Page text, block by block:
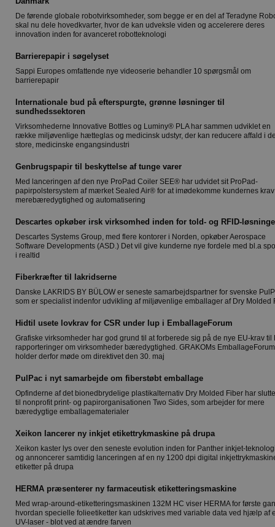
De førende globale robotvirksomheder, som begge er en del af Teradyne
skal nu dele hovedkvarter, hvor de kan udveksle viden og accelerere deres
innovation inden for avanceret robotteknologi
Barrierepapir i søgelyset
Sappi Europes omfattende nye videoserie behandler 10 spørgsmål om
barrierepapir
Internationale bud på efterspurgte, grønne løsninger til
sundhedssektoren
Virksomhederne Innovative Bottles og Luminy® PLA har sammen udviklet en
række miljøvenlige hætteglas og medicinsk udstyr, der kan reducere affald i
store, medicinske engangsindustri
Genbrugspapir til beskyttelse af tunge varer
Med lanceringen af den nye ProPad Coiler SEE® har udvidet sit ProPad-
papirpolstersystem af mærket Sealed Air® for at imødekomme kundernes
merebæredygtighed og automatisering
Descartes opkøber irsk virksomhed inden for told- og RFID-
Descartes Systems Group, med flere kontorer i Norden, opkøber Aerospace
Software Developments (ASD.) Det vil give kunderne nye fordele med bl.a
i realtid
Fiberkræfter til lakridserne
Danske LAKRIDS BY BÜLOW er seneste samarbejdspartner for svenske
som er specialist indenfor udvikling af miljøvenlige emballager af Dry Molded
Hidtil usete lovkrav for CSR under lup i EmballageForum
Grafiske virksomheder har god grund til at forberede sig på de nye EU-krav til
rapporteringer om virksomheder bæredygtighed. GRAKOMs EmballageForum
holder derfor møde om direktivet den 30. maj
PulPac i nyt samarbejde om fiberstøbt emballage
Opfinderne af det bionedbrydelige plastikalternativ Dry Molded Fiber har
til nonprofit print- og papirorganisationen Two Sides, som arbejder for mere
bæredygtige emballagematerialer
Xeikon lancerer ny inkjet etikettrykmaskine på drupa
Xeikon kaster lys over den seneste evolution inden for Panther inkjet-
og annoncerer samtidig lanceringen af en ny 1200 dpi digital
etiketter på drupa
HERMA præsenterer ny farmaceutisk etiketteringsmaskine
Med wrap-around-etiketteringsmaskinen 132M HC viser HERMA for første
hvordan specielle folieetiketter kan udskrives med variable data ved hjælp af
UV-laser - blot ved at ændre farven